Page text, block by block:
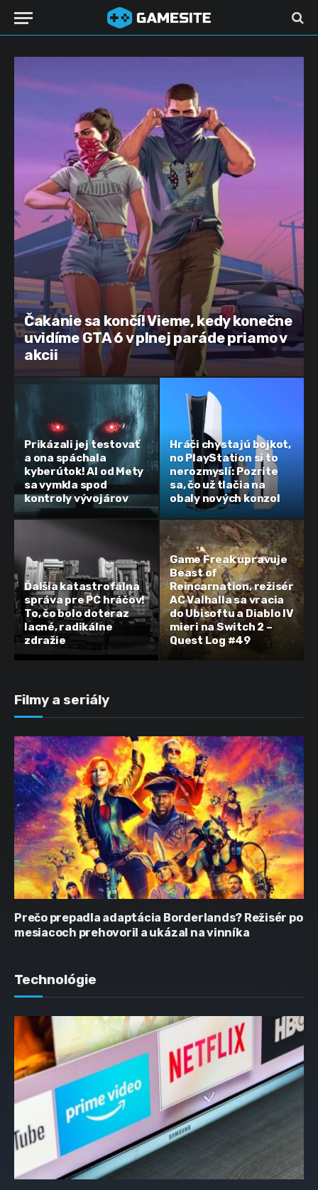
Čakanie sa končí! Vieme, kedy konečne
uvidíme GTA 6 v plnej paráde priamo v
akcii
Prikázali jej testovať
a ona spáchala
kyberútok! AI od Mety
sa vymkla spod
kontroly vývojárov
Hráči chystajú bojkot,
no PlayStation si to
nerozmyslí: Pozrite
sa, čo už tlačia na
obaly nových konzol
Ďalšia katastrofálna
správa pre PC hráčov!
To, čo bolo doteraz
lacné, radikálne
zdražie
Game Freak upravuje
Beast of
Reincarnation, režisér
AC Valhalla sa vracia
do Ubisoftu a Diablo IV
mieri na Switch 2 –
Quest Log #49
Filmy a seriály
Prečo prepadla adaptácia Borderlands? Režisér po
mesiacoch prehovoril a ukázal na vinníka
Technológie